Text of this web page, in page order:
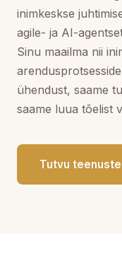
inimkeskse
agile- ja AI-
Sinu maailma nii
ühendust, saame
saame luua tõelist
Tutvu